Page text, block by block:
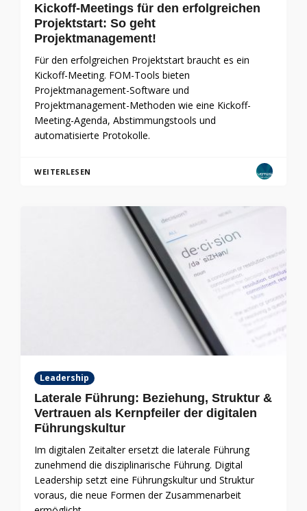
Kickoff-Meetings für den erfolgreichen
Projektstart: So geht
Projektmanagement!
Für den erfolgreichen Projektstart braucht es ein
Kickoff-Meeting. FOM-Tools bieten
Projektmanagement-Software und
Projektmanagement-Methoden wie eine Kickoff-
Meeting-Agenda, Abstimmungstools und
automatisierte Protokolle.
WEITERLESEN
Leadership
Laterale Führung: Beziehung, Struktur &
Vertrauen als Kernpfeiler der digitalen
Führungskultur
Im digitalen Zeitalter ersetzt die laterale Führung
zunehmend die disziplinarische Führung. Digital
Leadership setzt eine Führungskultur und Struktur
voraus, die neue Formen der Zusammenarbeit